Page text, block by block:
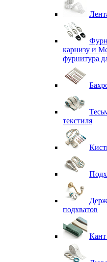
карнизу и
фурнитура
текстиля
подхватов
Кант